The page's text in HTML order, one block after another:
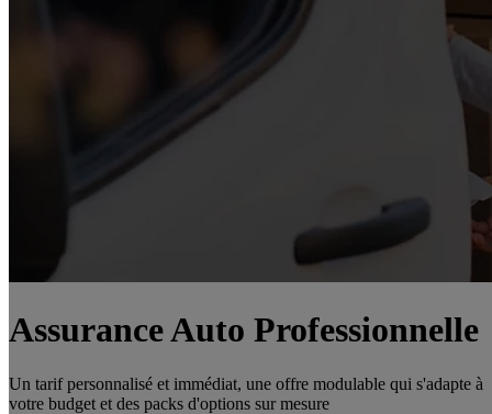
Assurance Auto Professionnelle
Un tarif personnalisé et immédiat, une offre modulable qui s'adapte à
votre budget et des packs d'options sur mesure